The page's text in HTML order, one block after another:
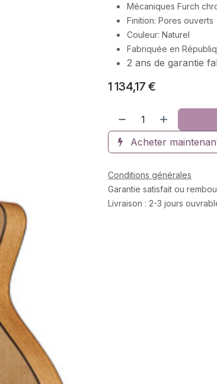
Mécaniques Furch
Finition: Pores ouverts
Couleur: Naturel
Fabriquée en
2 ans de garantie
1 134,17 €
Acheter
Conditions générales
Garantie satisfait ou
Livraison : 2-3 jours